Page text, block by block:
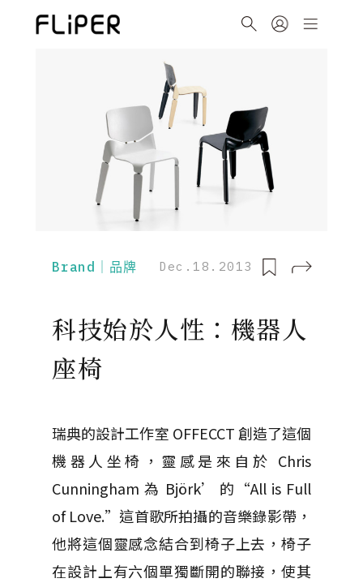
Brand｜品牌 Dec.18.2013
科技始於人性：機器人
座椅
瑞典的設計工作室 OFFECCT 創造了這個
機器人坐椅，靈感是來自於 Chris
Cunningham 為 Björk’ 的“All is Full
of Love.”這首歌所拍攝的音樂錄影帶，
他將這個靈感念結合到椅子上去，椅子
在設計上有六個單獨斷開的聯接，使其